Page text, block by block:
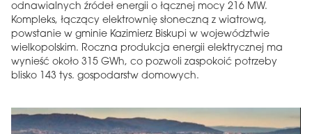
odnawialnych źródeł energii o łącznej mocy 216 MW.
Kompleks, łączący elektrownię słoneczną z wiatrową,
powstanie w gminie Kazimierz Biskupi w województwie
wielkopolskim. Roczna produkcja energii elektrycznej ma
wynieść około 315 GWh, co pozwoli zaspokoić potrzeby
blisko 143 tys. gospodarstw domowych.